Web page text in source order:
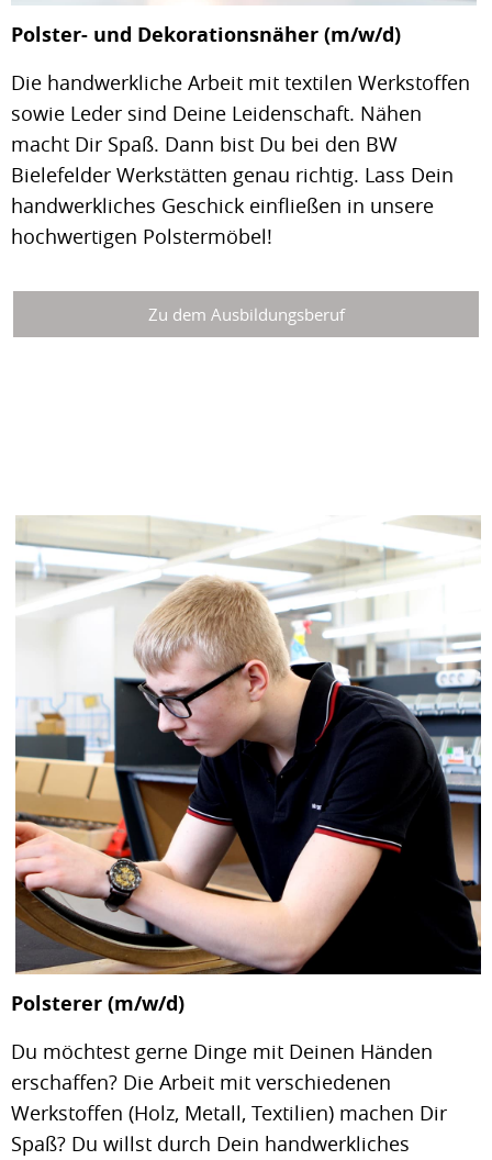
Polster- und Dekorationsnäher (m/w/d)
Die handwerkliche Arbeit mit textilen Werkstoffen
sowie Leder sind Deine Leidenschaft. Nähen
macht Dir Spaß. Dann bist Du bei den BW
Bielefelder Werkstätten genau richtig. Lass Dein
handwerkliches Geschick einfließen in unsere
hochwertigen Polstermöbel!
Zu dem Ausbildungsberuf
Polsterer (m/w/d)
Du möchtest gerne Dinge mit Deinen Händen
erschaffen? Die Arbeit mit verschiedenen
Werkstoffen (Holz, Metall, Textilien) machen Dir
Spaß? Du willst durch Dein handwerkliches